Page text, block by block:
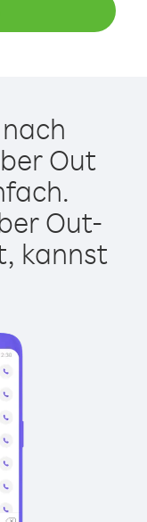
Out
Out-
kannst